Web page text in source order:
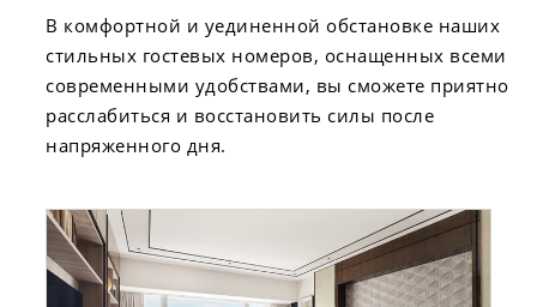
В комфортной и уединенной обстановке наших
стильных гостевых номеров, оснащенных всеми
современными удобствами, вы сможете приятно
расслабиться и восстановить силы после
напряженного дня.